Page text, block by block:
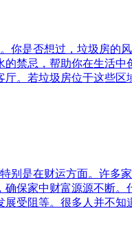
是否想过，垃圾房的
禁忌，帮助你在生活
。若垃圾房位于这些区
是在财运方面。许多
保家中财富源源不断
受阻等。很多人并不知